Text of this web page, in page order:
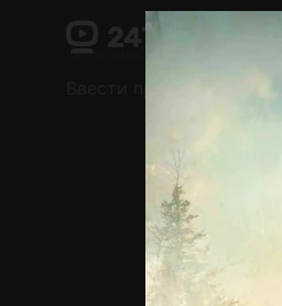
Поддержка:
Ввести промокод